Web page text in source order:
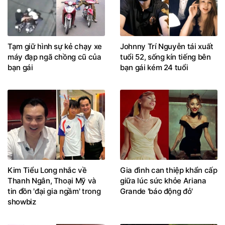
Tạm giữ hình sự kẻ chạy xe
máy đạp ngã chồng cũ của
bạn gái
Johnny Trí Nguyễn tái xuất
tuổi 52, sống kín tiếng bên
bạn gái kém 24 tuổi
Kim Tiểu Long nhắc về
Thanh Ngân, Thoại Mỹ và
tin đồn 'đại gia ngầm' trong
showbiz
Gia đình can thiệp khẩn cấp
giữa lúc sức khỏe Ariana
Grande 'báo động đỏ'